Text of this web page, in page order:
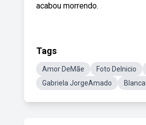
acabou morrendo.
Tags
Amor DeMãe Foto DeInicio
Gabriela JorgeAmado